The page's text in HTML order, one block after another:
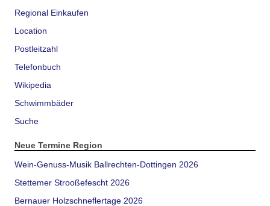
Regional Einkaufen
Location
Postleitzahl
Telefonbuch
Wikipedia
Schwimmbäder
Suche
Neue Termine Region
Wein-Genuss-Musik Ballrechten-Dottingen 2026
Stettemer Strooßefescht 2026
Bernauer Holzschneflertage 2026